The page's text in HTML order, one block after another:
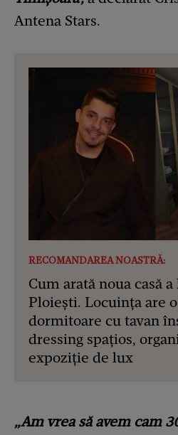
Antena Stars.
RECOMANDAREA NOASTRĂ:
Cum arată noua casă
Ploiești. Locuința are
dormitoare cu tavan
dressing spațios,
expoziție de lux
„Am vrea să avem cam